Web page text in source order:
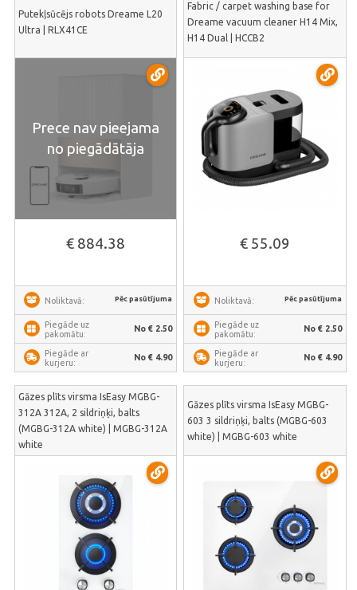
Putekļsūcējs robots Dreame L20
Ultra | RLX41CE
Prece nav pieejama
no piegādātāja
€ 884.38
Noliktavā: Pēc pasūtījuma
Piegāde uz
pakomātu:
No € 2.50
Piegāde ar
kurjeru:
No € 4.90
Fabric / carpet washing base for
Dreame vacuum cleaner H14 Mix,
H14 Dual | HCCB2
€ 55.09
Noliktavā: Pēc pasūtījuma
Piegāde uz
pakomātu:
No € 2.50
Piegāde ar
kurjeru:
No € 4.90
Gāzes plīts virsma IsEasy MGBG-
312A 312A, 2 sildriņķi, balts
(MGBG-312A white) | MGBG-312A
white
Gāzes plīts virsma IsEasy MGBG-
603 3 sildriņķi, balts (MGBG-603
white) | MGBG-603 white